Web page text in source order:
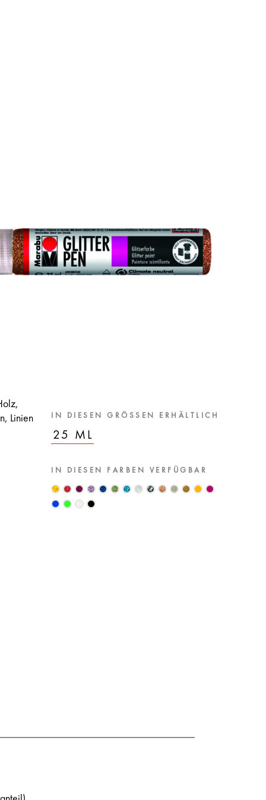
Linien
IN DIESEN GRÖSSEN ERHÄLTLICH
25 ML
IN DIESEN FARBEN VERFÜGBAR